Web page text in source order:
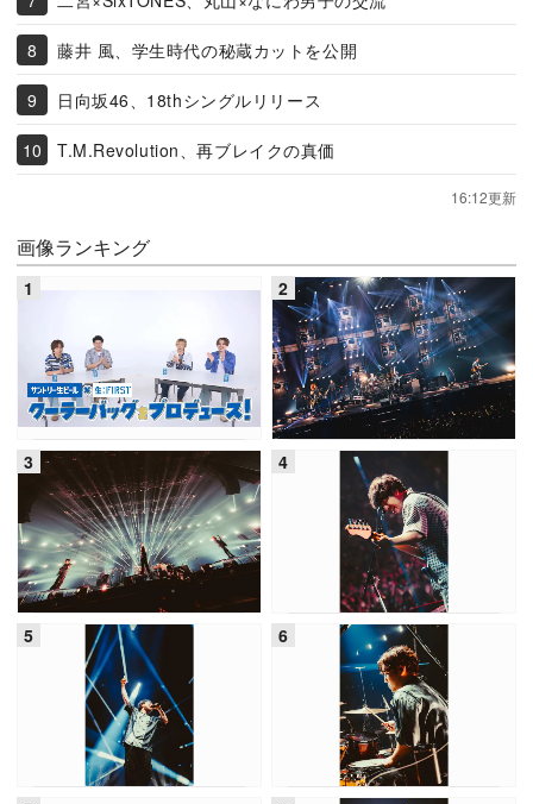
藤井 風、学生時代の秘蔵カットを公開
日向坂46、18thシングルリリース
T.M.Revolution、再ブレイクの真価
16:12更新
画像ランキング